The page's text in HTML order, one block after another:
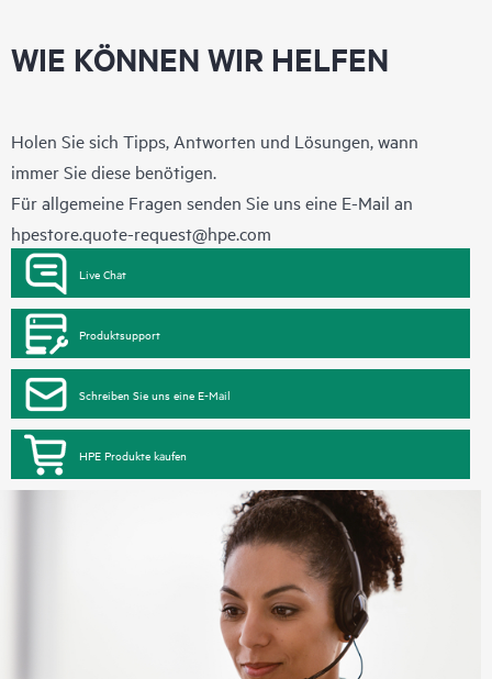
WIE KÖNNEN WIR HELFEN
Holen Sie sich Tipps, Antworten und Lösungen, wann
immer Sie diese benötigen.
Für allgemeine Fragen senden Sie uns eine E-Mail an
hpestore.quote-request@hpe.com
Live Chat
Produktsupport
Schreiben Sie uns eine E-Mail
HPE Produkte kaufen